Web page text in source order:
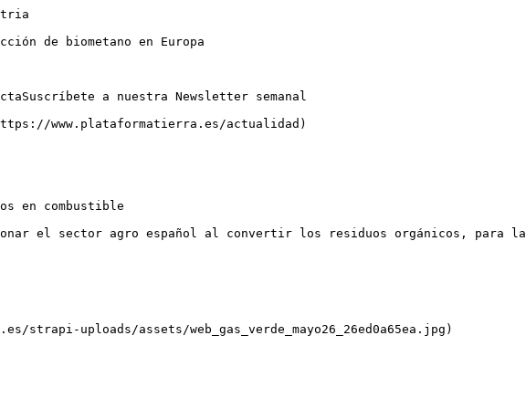
que su proceso de obtención no termina en el biometano. Al producir energía, se genera de forma simultánea un **subproducto de alto valor agronómico, el digestato.**

Este es un [**biofertilizante de alta calidad**](https://www.plataformatierra.es/innovacion/bioestimulantes-biofertilizantes-agricultura-sostenible), rico en nitrógeno, fósforo y potasio, que vuelve al campo para nutrir los cultivos. Esto cierra el círculo: el residuo del cultivo alimenta la producción de gas, y el residuo del gas alimenta al nuevo cultivo.

## **¿Porqué ha crecido su popularidad? Impacto del gas verde en el sector agroalimenta